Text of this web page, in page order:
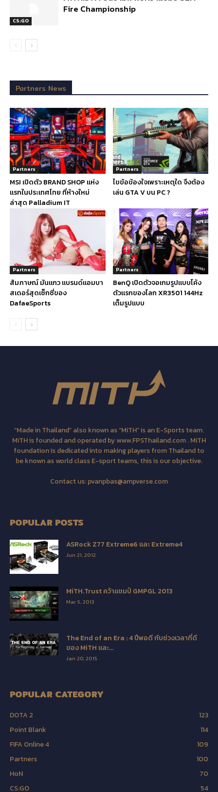
CS:GO
Fire Championship
Partners News
Partners
MSI เปิดตัว BRAND SHOP แห่ง
แรกในประเทศไทย ที่ห้างใหม่
ล่าสุด Palladium IT
Partners
ไขข้อข้องใจเพราะเหตุใด จึงต้อง
เล่น GTA V บน PC ?
Partners
สัมภาษณ์ มันแกว แบรนด์แอมบา
สเดอร์สุดเซ็กซี่ของ
DafaeSports
Partners
BenQ เปิดตัวจอเกมรูปแบบโค้ง
ตัวแรกของโลก XR3501 144Hz
เต็มรูปแบบ
“Made in Thailand” also known as “MiTH” is an E-Sports team.
MiTH is founded and operated by www.FPSThailand.com . MiTH
foundation is dedicated into making players from Thailand to
be known as world class E-sport teams, this is our objective.
Contact us:pvanpbas@ampverse.com
POPULAR POSTS
ASRock Z77 Extreme6 และ Extreme4
Jun 21, 2012
MiTH.Trust คว้าแชมป์ GMPGL 2013
Mar 5, 2013
The End of an Era : 4 ปีพอดี กับช่วงเวลาที่ดี
ของ MiTH และ...
Jan 20, 2015
POPULAR CATEGORY
DOTA 2
123
Point Blank
114
FIFA Online 4
109
Partners
100
HoN
70
CS:GO
54